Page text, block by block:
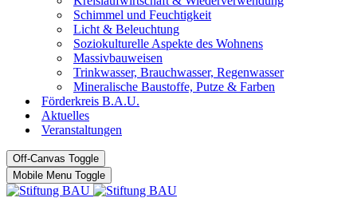
Schimmel und Feuchtigkeit
Licht & Beleuchtung
Soziokulturelle Aspekte des Wohnens
Massivbauweisen
Trinkwasser, Brauchwasser, Regenwasser
Mineralische Baustoffe, Putze & Farben
Förderkreis B.A.U.
Aktuelles
Veranstaltungen
Off-Canvas Toggle
Mobile Menu Toggle